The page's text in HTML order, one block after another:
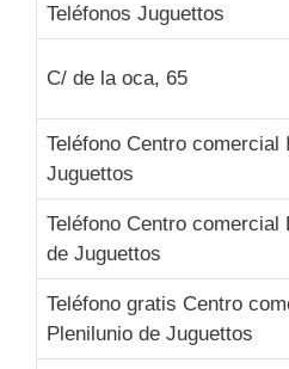
Teléfonos Juguettos
C/ de la oca, 65
Teléfono Centro comercial
Juguettos
Teléfono Centro comercial
de Juguettos
Teléfono gratis Centro
Plenilunio de Juguettos